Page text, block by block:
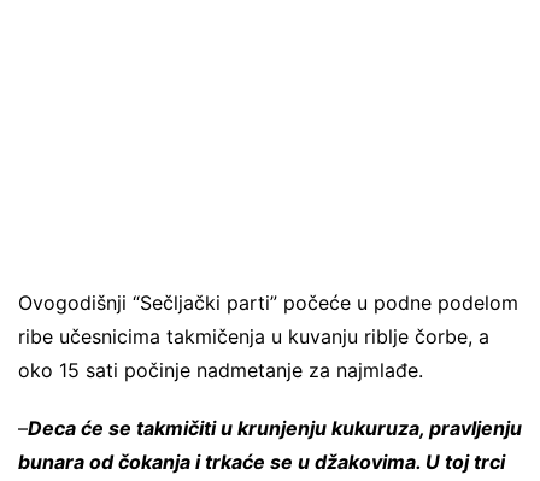
Ovogodišnji “Sečljački parti” počeće u podne podelom
ribe učesnicima takmičenja u kuvanju riblje čorbe, a
oko 15 sati počinje nadmetanje za najmlađe.
–Deca će se takmičiti u krunjenju kukuruza, pravljenju
bunara od čokanja i trkaće se u džakovima. U toj trci